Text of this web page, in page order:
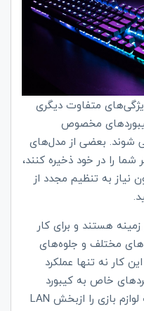
متفاوت دیگری
مخصوص
شوند. بعضی از مدل‌های
شما را در خود ذخیره کنند،
نیاز به تنظیم مجدد از
هستند و برای کار
مختلف و جلوه‌های
کار نه تنها عملکرد
خاص به کیبورد
بازی را ازبخش LAN